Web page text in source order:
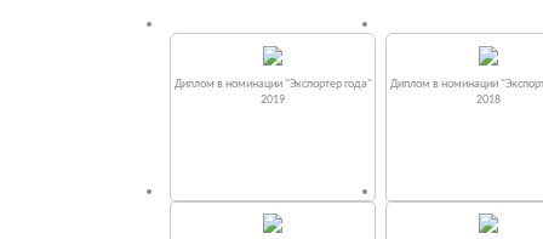
Диплом в номинации "Экспортер года"
2019
Диплом в номинации
2018